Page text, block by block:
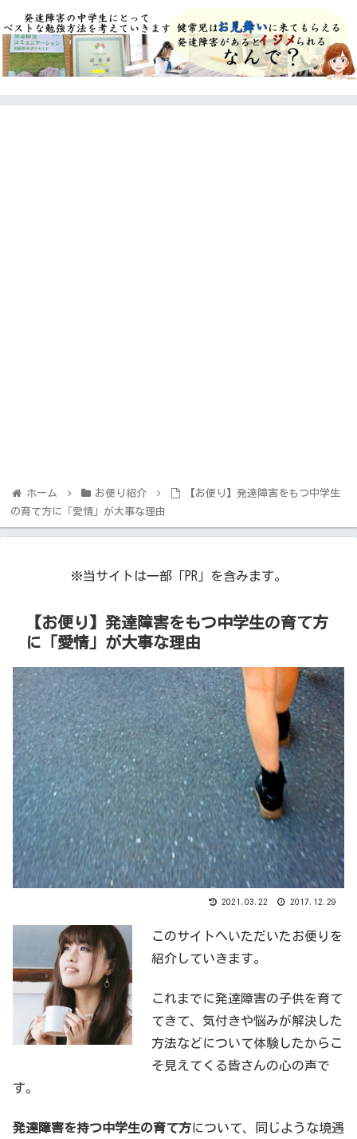
ホーム お便り紹介
【お便り】発達障害をもつ中学生
の育て方に「愛情」が大事な理由
※当サイトは一部「PR」を含みます。
【お便り】発達障害をもつ中学生の育て方
に「愛情」が大事な理由
2021.03.22 2017.12.29
このサイトへいただいたお便りを
紹介していきます。
これまでに発達障害の子供を育て
てきて、気付きや悩みが解決した
方法などについて体験したからこ
そ見えてくる皆さんの心の声で
す。
発達障害を持つ中学生の育て方について、同じような境遇